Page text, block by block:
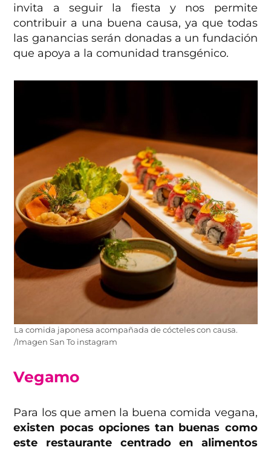
invita a seguir la fiesta y nos permite
contribuir a una buena causa, ya que todas
las ganancias serán donadas a un fundación
que apoya a la comunidad transgénico.
La comida japonesa acompañada de cócteles con causa.
/Imagen San To instagram
Vegamo
Para los que amen la buena comida vegana,
existen pocas opciones tan buenas como
este restaurante centrado en alimentos